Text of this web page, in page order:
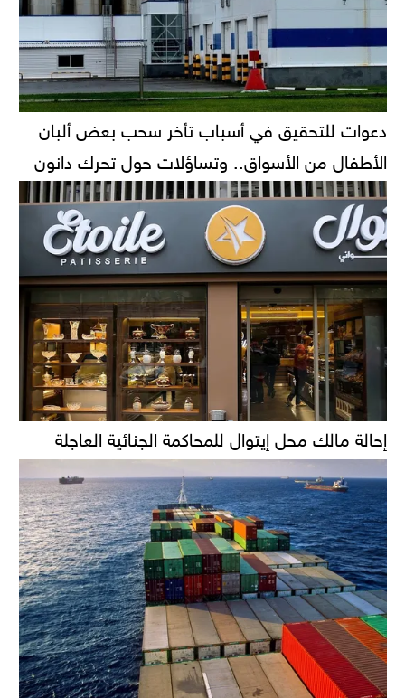
دعوات للتحقيق في أسباب تأخر سحب بعض ألبان
الأطفال من الأسواق.. وتساؤلات حول تحرك دانون
إحالة مالك محل إيتوال للمحاكمة الجنائية العاجلة